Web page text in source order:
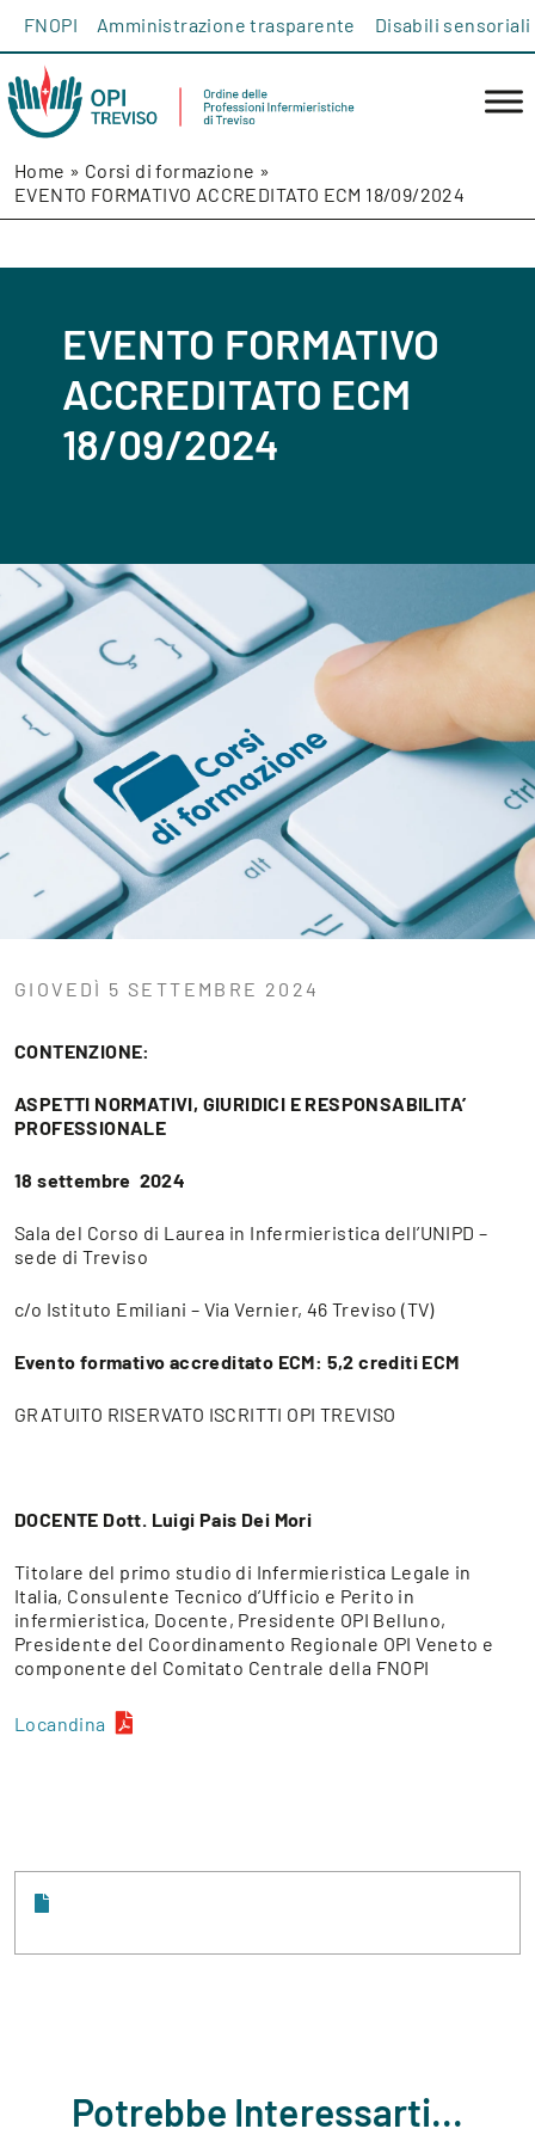
FNOPI Amministrazione trasparente Disabili sensoriali
Home » Corsi di formazione »
EVENTO FORMATIVO ACCREDITATO ECM 18/09/2024
EVENTO FORMATIVO
ACCREDITATO ECM
18/09/2024
GIOVEDÌ 5 SETTEMBRE 2024
CONTENZIONE:
ASPETTI NORMATIVI, GIURIDICI E RESPONSABILITA’
PROFESSIONALE
18 settembre 2024
Sala del Corso di Laurea in Infermieristica dell’UNIPD –
sede di Treviso
c/o Istituto Emiliani – Via Vernier, 46 Treviso (TV)
Evento formativo accreditato ECM: 5,2 crediti ECM
GRATUITO RISERVATO ISCRITTI OPI TREVISO
DOCENTE Dott. Luigi Pais Dei Mori
Titolare del primo studio di Infermieristica Legale in
Italia, Consulente Tecnico d’Ufficio e Perito in
infermieristica, Docente, Presidente OPI Belluno,
Presidente del Coordinamento Regionale OPI Veneto e
componente del Comitato Centrale della FNOPI
Locandina
Potrebbe Interessarti...